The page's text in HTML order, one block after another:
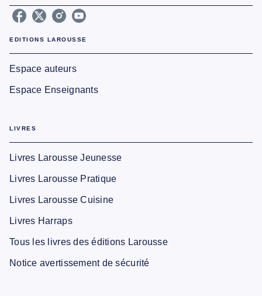
EDITIONS LAROUSSE
Espace auteurs
Espace Enseignants
LIVRES
Livres Larousse Jeunesse
Livres Larousse Pratique
Livres Larousse Cuisine
Livres Harraps
Tous les livres des éditions Larousse
Notice avertissement de sécurité